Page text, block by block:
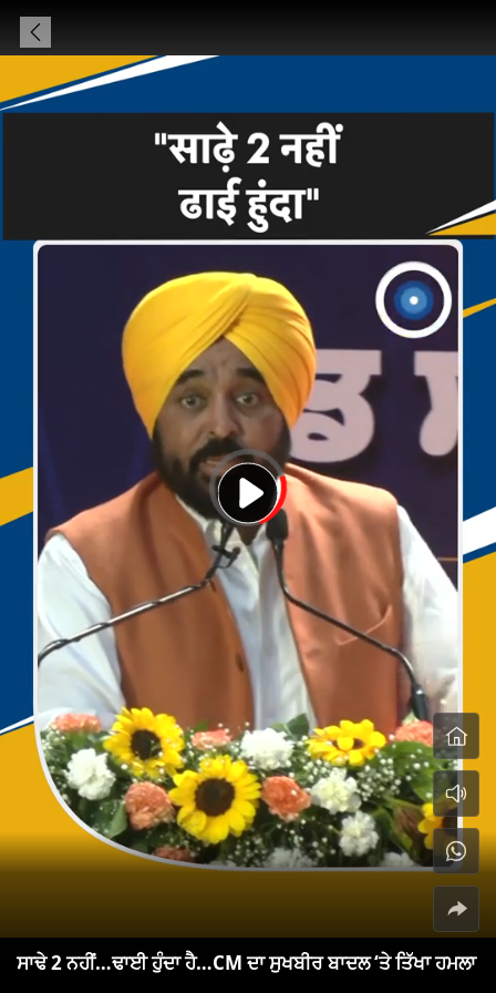
ਸਾਢੇ 2 ਨਹੀਂ…ਢਾਈ ਹੁੰਦਾ ਹੈ…CM ਦਾ ਸੁਖਬੀਰ ਬਾਦਲ ‘ਤੇ ਤਿੱਖਾ ਹਮਲਾ